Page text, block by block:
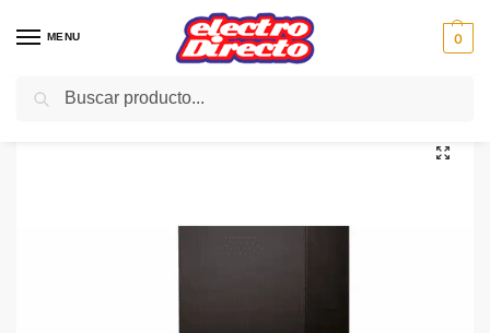
MENU 0
Inicio Gama blanca Campanas